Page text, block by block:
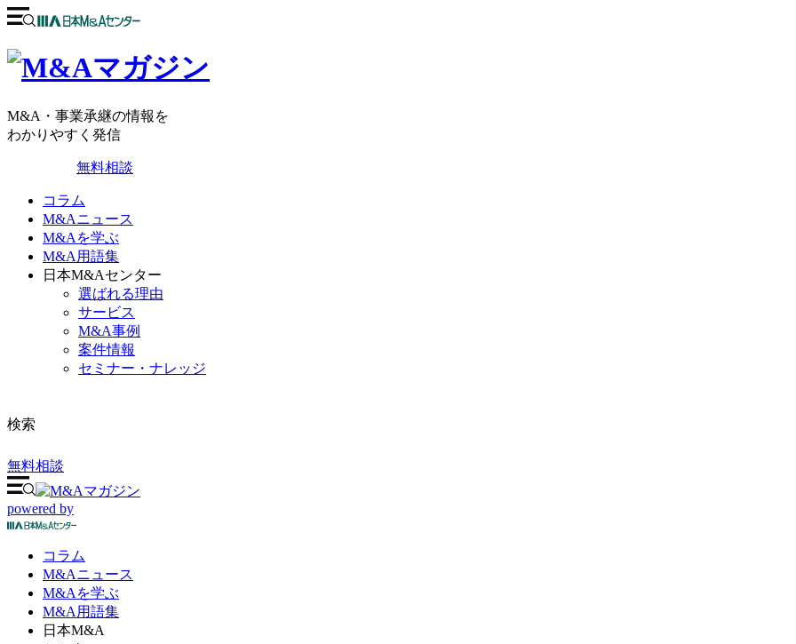
M&A・事業承継の情報を
わかりやすく発信
無料相談
コラム
M&Aニュース
M&Aを学ぶ
M&A用語集
日本M&Aセンター
選ばれる理由
サービス
M&A事例
案件情報
セミナー・ナレッジ
検索
無料相談
powered by
コラム
M&Aニュース
M&Aを学ぶ
M&A 用語集
日本M&A